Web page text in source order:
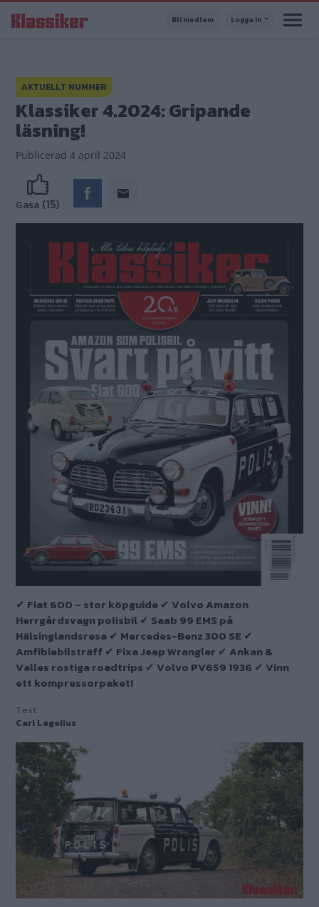
till
Bli medlem Logga in
AKTUELLT NUMMER
Klassiker 4.2024: Gripande
läsning!
Publicerad 4 april 2024
Gasa (15)
✔ Fiat 600 – stor köpguide ✔ Volvo Amazon
Herrgårdsvagn polisbil ✔ Saab 99 EMS på
Hälsinglandsresa ✔ Mercedes-Benz 300 SE ✔
Amfibiebilsträff ✔ Fixa Jeep Wrangler ✔ Ankan &
Valles rostiga roadtrips ✔ Volvo PV659 1936 ✔ Vinn
ett kompressorpaket!
Text
Carl Legelius